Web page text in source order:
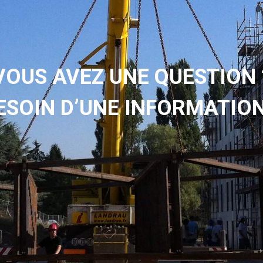
AVEZ UNE QUESTION
D’UNE